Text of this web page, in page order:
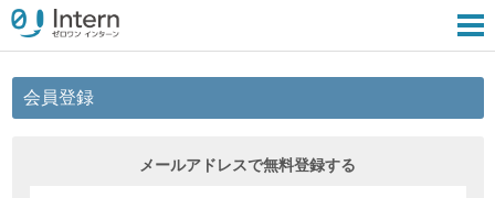
会員登録
メールアドレスで無料登録する